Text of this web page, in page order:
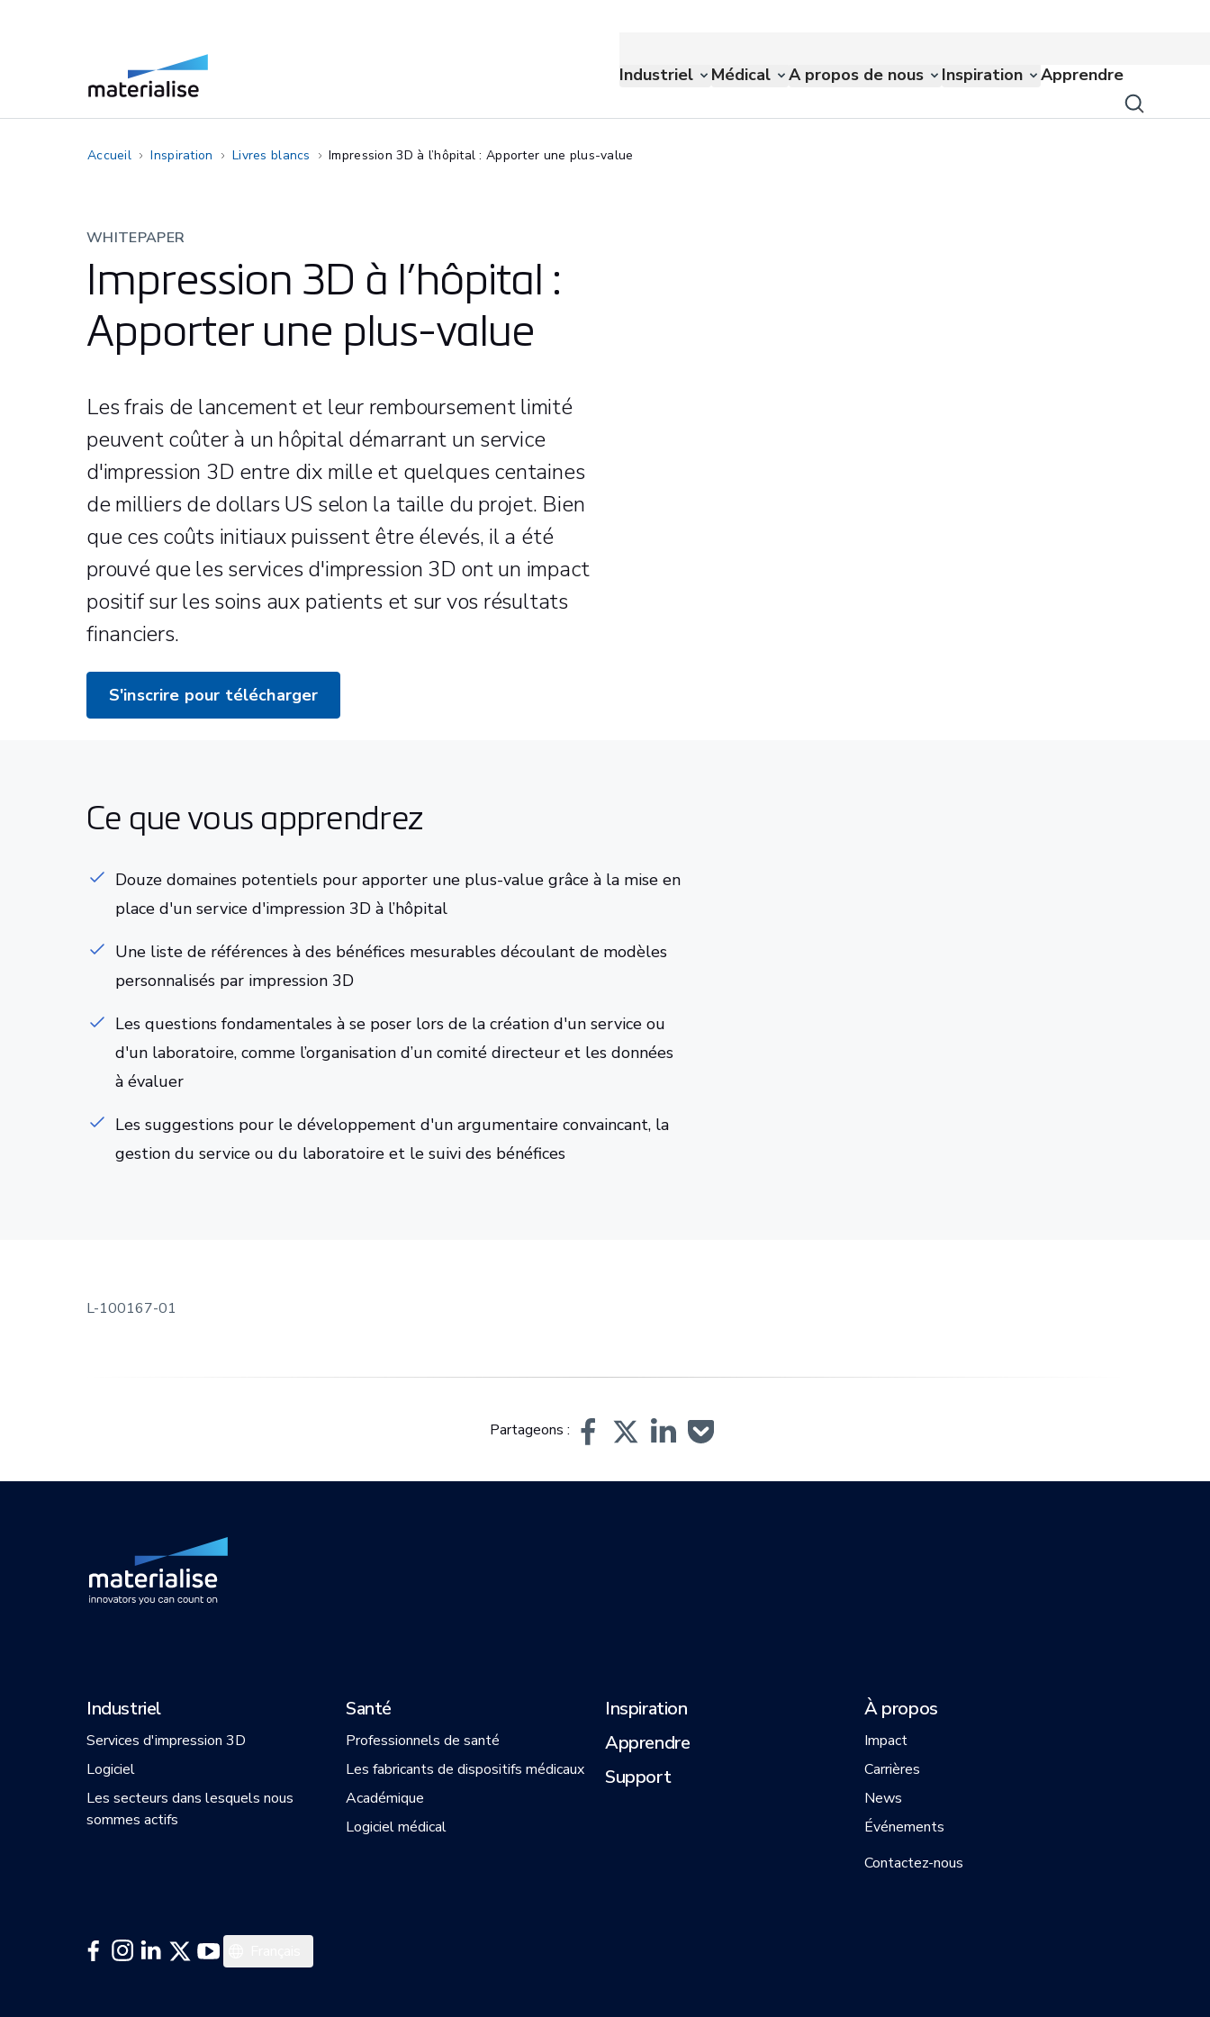
Industriel Médical A propos de nous Inspiration Apprendre
Accueil Inspiration Livres blancs Impression 3D à l’hôpital : Apporter une plus-value
WHITEPAPER
Impression 3D à l’hôpital :
Apporter une plus-value
Les frais de lancement et leur remboursement limité
peuvent coûter à un hôpital démarrant un service
d'impression 3D entre dix mille et quelques centaines
de milliers de dollars US selon la taille du projet. Bien
que ces coûts initiaux puissent être élevés, il a été
prouvé que les services d'impression 3D ont un impact
positif sur les soins aux patients et sur vos résultats
financiers.
S'inscrire pour télécharger
Ce que vous apprendrez
Douze domaines potentiels pour apporter une plus-value grâce à la mise en
place d'un service d'impression 3D à l’hôpital
Une liste de références à des bénéfices mesurables découlant de modèles
personnalisés par impression 3D
Les questions fondamentales à se poser lors de la création d'un service ou
d'un laboratoire, comme l’organisation d’un comité directeur et les données
à évaluer
Les suggestions pour le développement d'un argumentaire convaincant, la
gestion du service ou du laboratoire et le suivi des bénéfices
L-100167-01
Partageons :
Industriel
Services d'impression 3D
Logiciel
Les secteurs dans lesquels nous
sommes actifs
Santé
Professionnels de santé
Les fabricants de dispositifs médicaux
Académique
Logiciel médical
Inspiration
Apprendre
Support
À propos
Impact
Carrières
News
Événements
Contactez-nous